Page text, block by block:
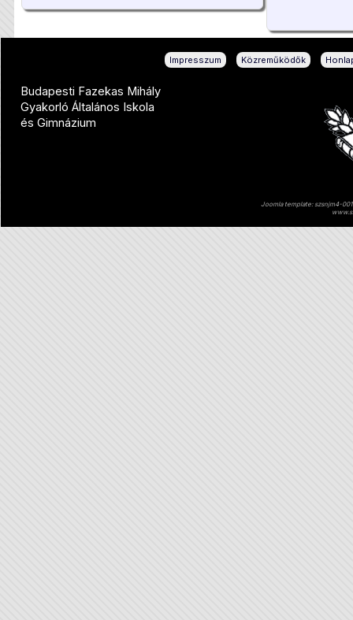
Impresszum Közreműködők
Budapesti Fazekas Mihály
Gyakorló Általános Iskola
és Gimnázium
Joomla template: szsnjm4-